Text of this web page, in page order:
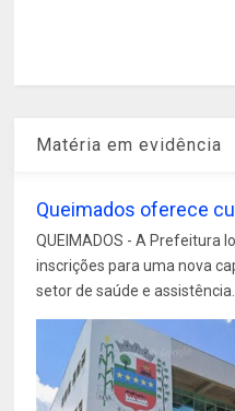
Matéria em evidência
Queimados oferece
QUEIMADOS - A Prefeitura
inscrições para uma nova
setor de saúde e assistência.